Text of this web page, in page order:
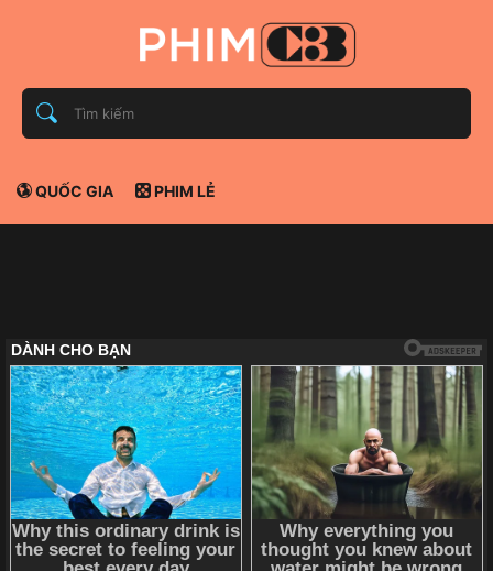
QUỐC GIA PHIM LẺ